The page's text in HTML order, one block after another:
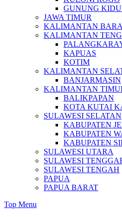
GUNUNG
JAWA TIMUR
KALIMANTAN
KALIMANTAN
KAPUAS
KOTIM
KALIMANTAN
BANJARMASIN
KALIMANTAN
BALIKPAPAN
KOTA KUTAI
SULAWESI SELATAN
KABUPATEN
KABUPATEN
KABUPATEN
SULAWESI UTARA
SULAWESI
SULAWESI TENGAH
PAPUA
PAPUA BARAT
Top Menu